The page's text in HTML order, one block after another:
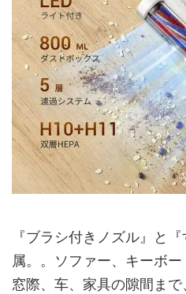
『ブラシ付きノズル』と
属。。ソファー、キーボー
窓際、车、家具の隙間ま